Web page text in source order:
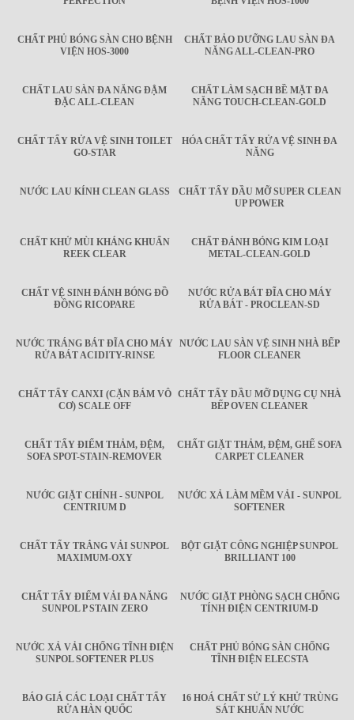
CHẤT PHỦ BÓNG SÀN CHO BỆNH
VIỆN HOS-3000
CHẤT BẢO DƯỠNG LAU SÀN ĐA
NĂNG ALL-CLEAN-PRO
CHẤT LAU SÀN ĐA NĂNG ĐẬM
ĐẶC ALL-CLEAN
CHẤT LÀM SẠCH BỀ MẶT ĐA
NĂNG TOUCH-CLEAN-GOLD
CHẤT TẨY RỬA VỆ SINH TOILET
GO-STAR
HÓA CHẤT TẨY RỬA VỆ SINH ĐA
NĂNG
NƯỚC LAU KÍNH CLEAN GLASS
CHẤT TẨY DẦU MỠ SUPER CLEAN
UP POWER
CHẤT KHỬ MÙI KHÁNG KHUẨN
REEK CLEAR
CHẤT ĐÁNH BÓNG KIM LOẠI
METAL-CLEAN-GOLD
CHẤT VỆ SINH ĐÁNH BÓNG ĐỒ
ĐỒNG RICOPARE
NƯỚC RỬA BÁT ĐĨA CHO MÁY
RỬA BÁT - PROCLEAN-SD
NƯỚC TRÁNG BÁT ĐĨA CHO MÁY
RỬA BÁT ACIDITY-RINSE
NƯỚC LAU SÀN VỆ SINH NHÀ BẾP
FLOOR CLEANER
CHẤT TẨY CANXI (CẶN BÁM VÔ
CƠ) SCALE OFF
CHẤT TẨY DẦU MỠ DỤNG CỤ NHÀ
BẾP OVEN CLEANER
CHẤT TẨY ĐIỂM THẢM, ĐỆM,
SOFA SPOT-STAIN-REMOVER
CHẤT GIẶT THẢM, ĐỆM, GHẾ SOFA
CARPET CLEANER
NƯỚC GIẶT CHÍNH - SUNPOL
CENTRIUM D
NƯỚC XẢ LÀM MỀM VẢI - SUNPOL
SOFTENER
CHẤT TẨY TRẮNG VẢI SUNPOL
MAXIMUM-OXY
BỘT GIẶT CÔNG NGHIỆP SUNPOL
BRILLIANT 100
CHẤT TẨY ĐIỂM VẢI ĐA NĂNG
SUNPOL P STAIN ZERO
NƯỚC GIẶT PHÒNG SẠCH CHỐNG
TÍNH ĐIỆN CENTRIUM-D
NƯỚC XẢ VẢI CHỐNG TĨNH ĐIỆN
SUNPOL SOFTENER PLUS
CHẤT PHỦ BÓNG SÀN CHỐNG
TĨNH ĐIỆN ELECSTA
BÁO GIÁ CÁC LOẠI CHẤT TẨY
RỬA HÀN QUỐC
16 HOÁ CHẤT SỬ LÝ KHỬ TRÙNG
SÁT KHUẨN NƯỚC